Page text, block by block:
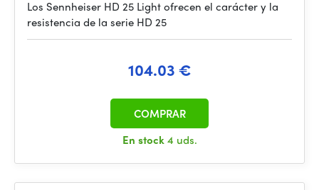
Los Sennheiser HD 25 Light ofrecen el carácter y la
resistencia de la serie HD 25
104.03 €
En stock4 uds.
COMPRAR